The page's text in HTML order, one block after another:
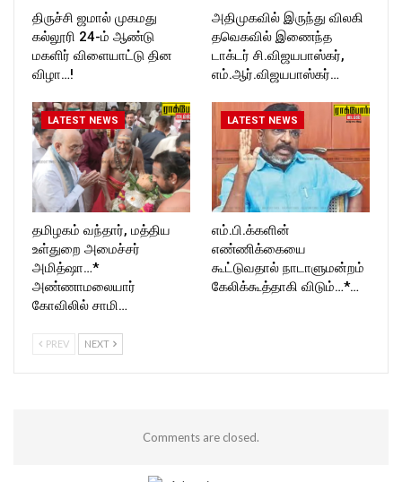
திருச்சி ஜமால் முகமது
கல்லூரி 24-ம் ஆண்டு
மகளிர் விளையாட்டு தின
விழா…!
அதிமுகவில் இருந்து விலகி
தவெகவில் இணைந்த
டாக்டர் சி.விஜயபாஸ்கர்,
எம்.ஆர்.விஜயபாஸ்கர்…
LATEST NEWS
தமிழகம் வந்தார், மத்திய
உள்துறை அமைச்சர்
அமித்ஷா…*
அண்ணாமலையார்
கோவிலில் சாமி…
LATEST NEWS
எம்.பி.க்களின்
எண்ணிக்கையை
கூட்டுவதால் நாடாளுமன்றம்
கேலிக்கூத்தாகி விடும்…*…
PREV NEXT
Comments are closed.